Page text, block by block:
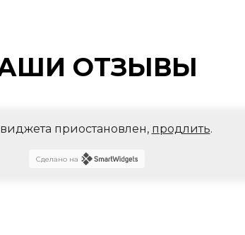
ОТЗЫВЫ
приостановлен, продлить.
Сделано на